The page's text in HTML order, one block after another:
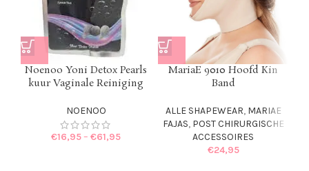
Noenoo Yoni Detox Pearls
kuur Vaginale Reiniging
NOENOO
€16,95– €61,95
MariaE 9010 Hoofd Kin
Band
ALLE SHAPEWEAR, MARIAE
FAJAS, POST CHIRURGISCHE
ACCESSOIRES
€24,95